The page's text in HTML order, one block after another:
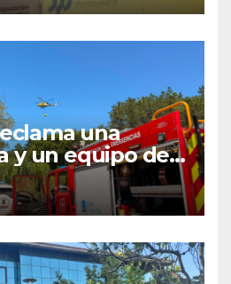
una
y un equipo de
incendios
de conatos
la comarca